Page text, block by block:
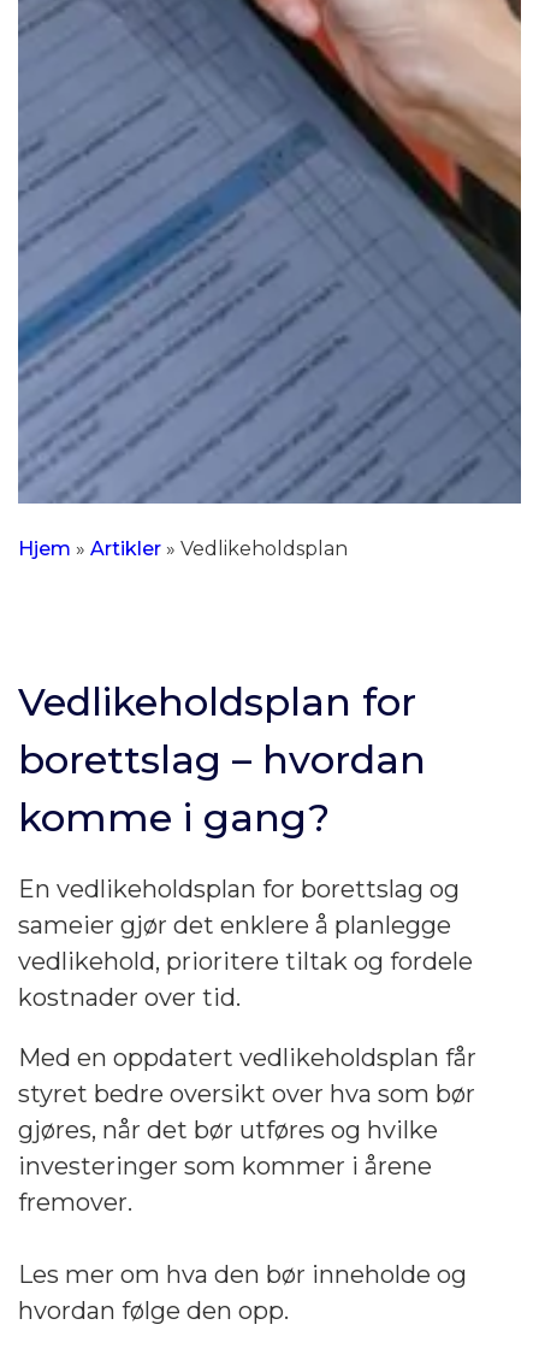
Hjem » Artikler » Vedlikeholdsplan
Vedlikeholdsplan for
borettslag – hvordan
komme i gang?
En vedlikeholdsplan for borettslag og
sameier gjør det enklere å planlegge
vedlikehold, prioritere tiltak og fordele
kostnader over tid.
Med en oppdatert vedlikeholdsplan får
styret bedre oversikt over hva som bør
gjøres, når det bør utføres og hvilke
investeringer som kommer i årene
fremover.
Les mer om hva den bør inneholde og
hvordan følge den opp.